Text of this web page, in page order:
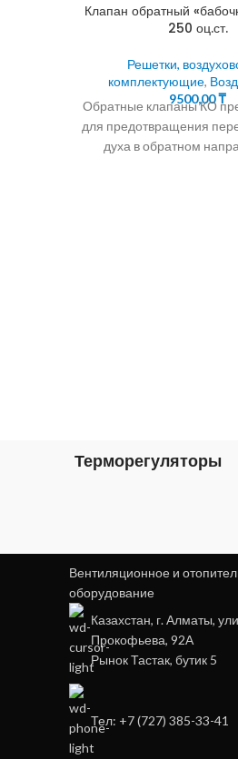
Клапан обратный
250 оц.ст.
Решетки,
комплектующие,
9500,00₸
Обратные клапаны КО
для предотвращения
духа в обратном
Терморегуляторы
Вентиляционное и
оборудование
Казахстан, г. Алматы,
Прокофьева, 92А
Рынок Тастак, бутик 5
Тел: +7 (727) 385-33-41